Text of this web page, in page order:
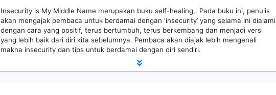
Insecurity is My Middle Name merupakan buku self-healing,. Pada buku ini, penulis
akan mengajak pembaca untuk berdamai dengan ‘insecurity’ yang selama ini dialami
dengan cara yang positif, terus bertumbuh, terus berkembang dan menjadi versi
yang lebih baik dari diri kita sebelumnya. Pembaca akan diajak lebih mengenali
makna insecurity dan tips untuk berdamai dengan diri sendiri.